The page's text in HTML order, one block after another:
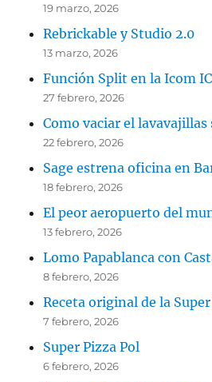
19 marzo, 2026
Rebrickable y Studio 2.0
13 marzo, 2026
Función Split en la Icom
27 febrero, 2026
Como vaciar el lavavajillas
22 febrero, 2026
Sage estrena oficina en
18 febrero, 2026
El peor aeropuerto del
13 febrero, 2026
Lomo Papablanca con
8 febrero, 2026
Receta original de la
7 febrero, 2026
Super Pizza Pol
6 febrero, 2026